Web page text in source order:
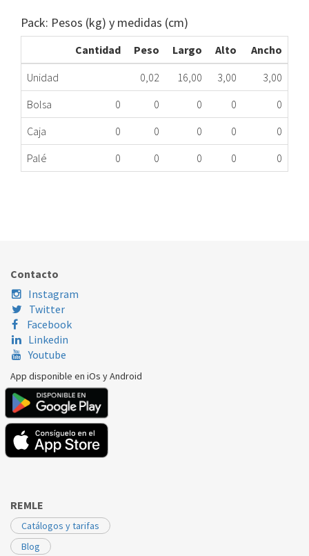
Pack: Pesos (kg) y medidas (cm)
Cantidad Peso Largo Alto
Ancho
Unidad
0,02 16,00 3,00
3,00
Bolsa
0 0 0 0
0
Caja
0 0 0 0
0
Palé
0 0 0 0 0
Contacto
Instagram
Twitter
Facebook
Linkedin
Youtube
App disponible en iOs y Android
REMLE
Catálogos y tarifas
Blog